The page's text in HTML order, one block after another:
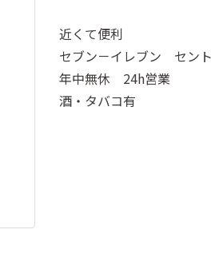
近くて便利
セブン－イレブン セン
年中無休 24h営業
酒・タバコ有